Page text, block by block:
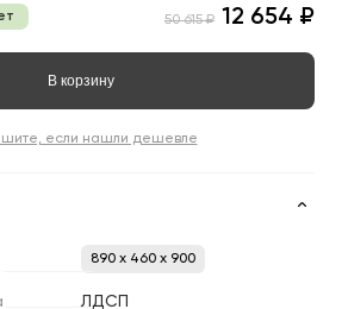
50 615 ₽ 12 654 ₽
В корзину
если нашли дешевле
890 x 460 x 900
ЛДСП